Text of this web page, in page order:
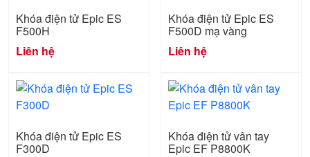
Khóa điện tử Epic ES
F500H
Liên hệ
Khóa điện tử Epic ES
F500D mạ vàng
Liên hệ
Khóa điện tử Epic ES
F300D
Khóa điện tử vân tay
Epic EF P8800K